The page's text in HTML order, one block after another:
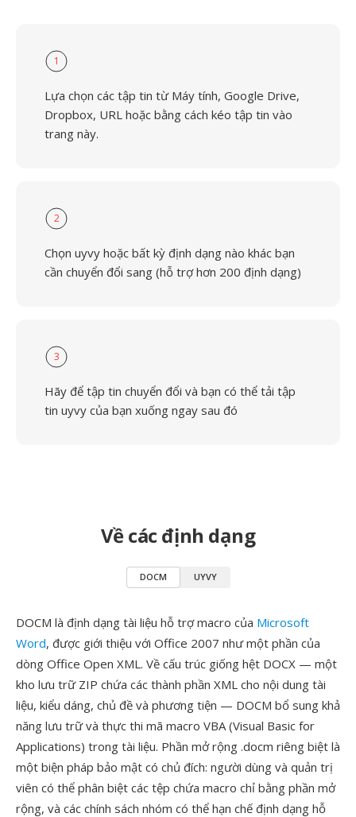
1
Lựa chọn các tập tin từ Máy tính, Google Drive,
Dropbox, URL hoặc bằng cách kéo tập tin vào
trang này.
2
Chọn uyvy hoặc bất kỳ định dạng nào khác bạn
cần chuyển đổi sang (hỗ trợ hơn 200 định dạng)
3
Hãy để tập tin chuyển đổi và bạn có thể tải tập
tin uyvy của bạn xuống ngay sau đó
Về các định dạng
DOCM UYVY
DOCM là định dạng tài liệu hỗ trợ macro của Microsoft
Word, được giới thiệu với Office 2007 như một phần của
dòng Office Open XML. Về cấu trúc giống hệt DOCX — một
kho lưu trữ ZIP chứa các thành phần XML cho nội dung tài
liệu, kiểu dáng, chủ đề và phương tiện — DOCM bổ sung khả
năng lưu trữ và thực thi mã macro VBA (Visual Basic for
Applications) trong tài liệu. Phần mở rộng .docm riêng biệt là
một biện pháp bảo mật có chủ đích: người dùng và quản trị
viên có thể phân biệt các tệp chứa macro chỉ bằng phần mở
rộng, và các chính sách nhóm có thể hạn chế định dạng hỗ